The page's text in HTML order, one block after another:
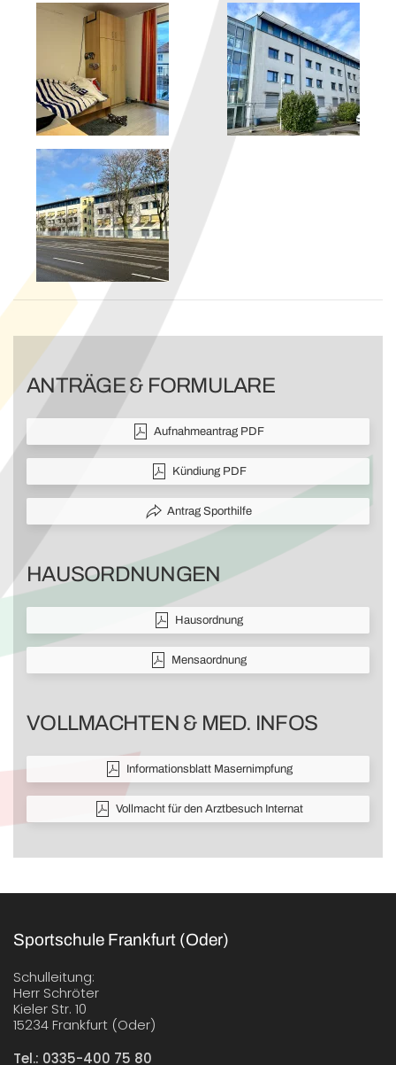
ANTRÄGE & FORMULARE
Aufnahmeantrag PDF
Kündiung PDF
Antrag Sporthilfe
HAUSORDNUNGEN
Hausordnung
Mensaordnung
VOLLMACHTEN & MED. INFOS
Informationsblatt Masernimpfung
Vollmacht für den Arztbesuch Internat
Sportschule Frankfurt (Oder)
Schulleitung:
Herr Schröter
Kieler Str. 10
15234 Frankfurt (Oder)
Tel.: 0335-400 75 80